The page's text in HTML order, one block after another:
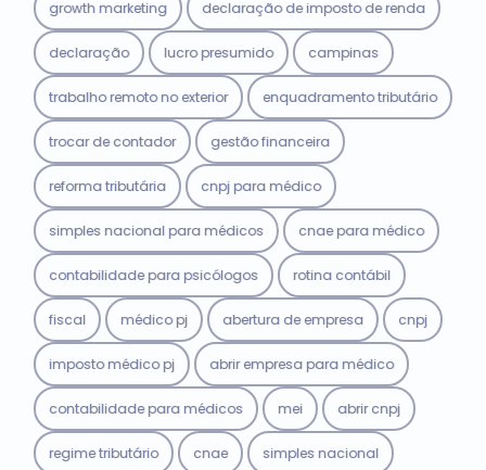
growth marketing declaração de imposto de renda
declaração lucro presumido campinas
trabalho remoto no exterior enquadramento tributário
trocar de contador gestão financeira
reforma tributária cnpj para médico
simples nacional para médicos cnae para médico
contabilidade para psicólogos rotina contábil
fiscal médico pj abertura de empresa cnpj
imposto médico pj abrir empresa para médico
contabilidade para médicos mei abrir cnpj
regime tributário cnae simples nacional